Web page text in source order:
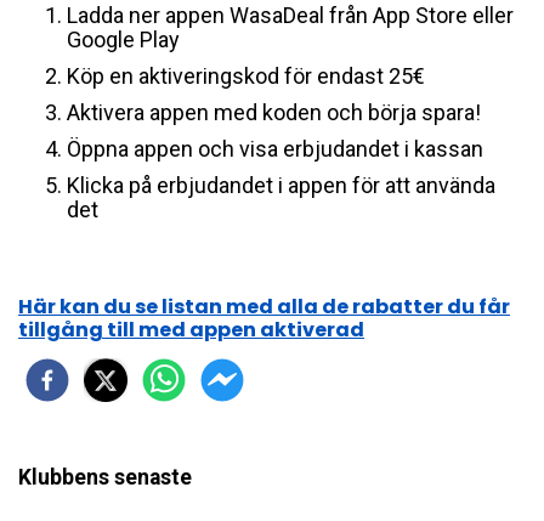
Ladda ner appen WasaDeal från App Store eller
Google Play
Köp en aktiveringskod för endast 25€
Aktivera appen med koden och börja spara!
Öppna appen och visa erbjudandet i kassan
Klicka på erbjudandet i appen för att använda
det
Här kan du se listan med alla de rabatter du får
tillgång till med appen aktiverad
Klubbens senaste